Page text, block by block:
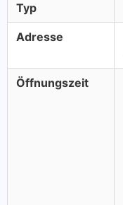
Typ
Adresse
Öffnungszeit